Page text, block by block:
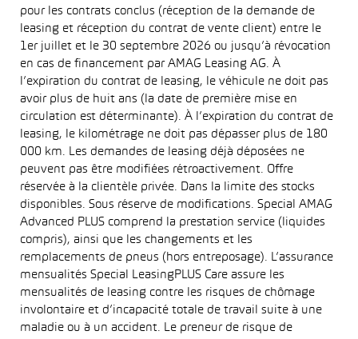
pour les contrats conclus (réception de la demande de
leasing et réception du contrat de vente client) entre le
1er juillet et le 30 septembre 2026 ou jusqu’à révocation
en cas de financement par AMAG Leasing AG. À
l’expiration du contrat de leasing, le véhicule ne doit pas
avoir plus de huit ans (la date de première mise en
circulation est déterminante). À l’expiration du contrat de
leasing, le kilométrage ne doit pas dépasser plus de 180
000 km. Les demandes de leasing déjà déposées ne
peuvent pas être modifiées rétroactivement. Offre
réservée à la clientèle privée. Dans la limite des stocks
disponibles. Sous réserve de modifications. Special AMAG
Advanced PLUS comprend la prestation service (liquides
compris), ainsi que les changements et les
remplacements de pneus (hors entreposage). L’assurance
mensualités Special LeasingPLUS Care assure les
mensualités de leasing contre les risques de chômage
involontaire et d’incapacité totale de travail suite à une
maladie ou à un accident. Le preneur de risque de